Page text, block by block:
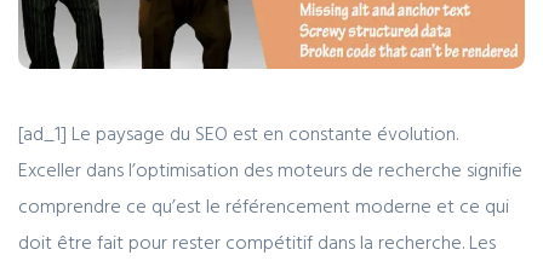
[ad_1] Le paysage du SEO est en constante évolution.
Exceller dans l’optimisation des moteurs de recherche signifie
comprendre ce qu’est le référencement moderne et ce qui
doit être fait pour rester compétitif dans la recherche. Les